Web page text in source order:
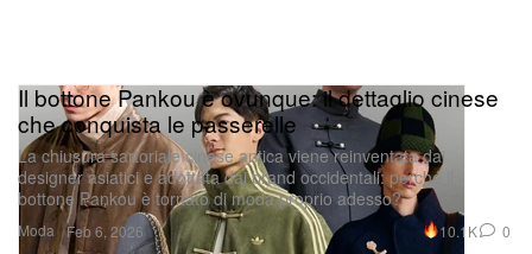
Moda
Il bottone Pankou è ovunque: il dettaglio cinese
che conquista le passerelle
La chiusura sartoriale cinese antica viene reinventata dai
designer asiatici e adottata dai brand occidentali: perché il
bottone Pankou è tornato di moda proprio adesso?
Feb 6, 2026 10.1K 0